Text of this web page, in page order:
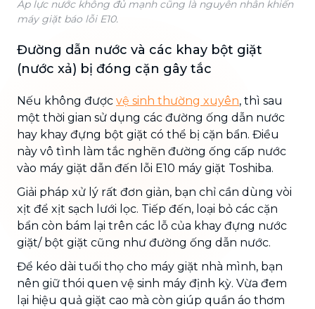
Áp lực nước không đủ mạnh cũng là nguyên nhân khiến
máy giặt báo lỗi E10.
Đường dẫn nước và các khay bột giặt
(nước xả) bị đóng cặn gây tắc
Nếu không được vệ sinh thường xuyên, thì sau
một thời gian sử dụng các đường ống dẫn nước
hay khay đựng bột giặt có thể bị cặn bẩn. Điều
này vô tình làm tắc nghẽn đường ống cấp nước
vào máy giặt dẫn đến lỗi E10 máy giặt Toshiba.
Giải pháp xử lý rất đơn giản, bạn chỉ cần dùng vòi
xịt để xịt sạch lưới lọc. Tiếp đến, loại bỏ các cặn
bẩn còn bám lại trên các lỗ của khay đựng nước
giặt/ bột giặt cũng như đường ống dẫn nước.
Để kéo dài tuổi thọ cho máy giặt nhà mình, bạn
nên giữ thói quen vệ sinh máy định kỳ. Vừa đem
lại hiệu quả giặt cao mà còn giúp quần áo thơm